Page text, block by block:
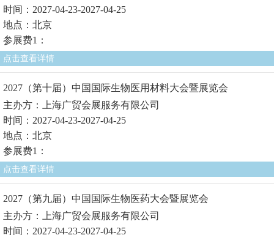
时间：2027-04-23-2027-04-25
地点：北京
参展费1：
点击查看详情
2027（第十届）中国国际生物医用材料大会暨展览会
主办方：上海广贸会展服务有限公司
时间：2027-04-23-2027-04-25
地点：北京
参展费1：
点击查看详情
2027（第九届）中国国际生物医药大会暨展览会
主办方：上海广贸会展服务有限公司
时间：2027-04-23-2027-04-25